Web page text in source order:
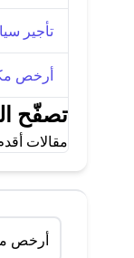
تأجير
أرخص
تصفّح
مقالات
أرخص